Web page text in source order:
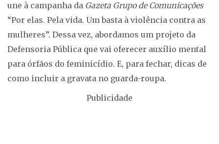
une à campanha da Gazeta Grupo de Comunicações
“Por elas. Pela vida. Um basta à violência contra as
mulheres”. Dessa vez, abordamos um projeto da
Defensoria Pública que vai oferecer auxílio mental
para órfãos do feminicídio. E, para fechar, dicas de
como incluir a gravata no guarda-roupa.
Publicidade